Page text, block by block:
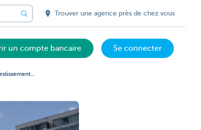
Trouver une agence près de chez vous
un compte bancaire Se connecter